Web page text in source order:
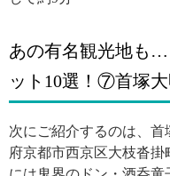
あの有名観光地も
ット10選！⑦首塚
次にご紹介するのは、
府京都市西京区大枝沓